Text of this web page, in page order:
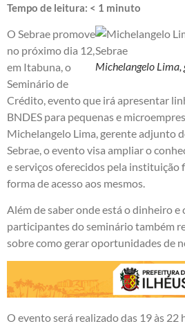
Tempo de leitura: < 1 minuto
Michelangelo Lima,
O Sebrae promove
no próximo dia 12,
em Itabuna, o
Seminário de
Crédito, evento que irá apresentar
BNDES para pequenas e
Michelangelo Lima, gerente adjunto
Sebrae, o evento visa ampliar o
e serviços oferecidos pela instituição
forma de acesso aos mesmos.
Além de saber onde está o dinheiro e
participantes do seminário também
sobre como gerar oportunidades de
O evento será realizado das 19 às 22